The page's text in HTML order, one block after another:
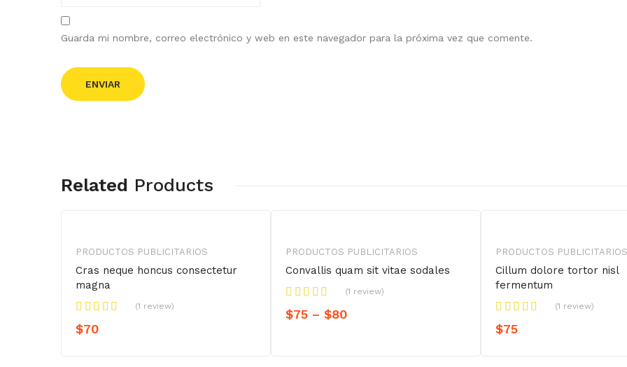
Guarda mi nombre, correo electrónico y web en este navegador para la próxima vez que comente.
Related Products
PRODUCTOS PUBLICITARIOS
Cras neque honcus consectetur
magna
(1 review)
$70
PRODUCTOS PUBLICITARIOS
Convallis quam sit vitae sodales
(1 review)
$75 – $80
PRODUCTOS PUBLICITARIOS
Cillum dolore tortor nisl
fermentum
(1 review)
$75